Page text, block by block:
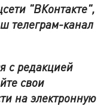
"ВКонтакте",
телеграм-канал
с редакцией
свои
на электронную